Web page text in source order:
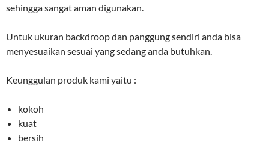
sehingga sangat aman digunakan.
Untuk ukuran backdroop dan panggung sendiri anda bisa
menyesuaikan sesuai yang sedang anda butuhkan.
Keunggulan produk kami yaitu :
kokoh
kuat
bersih